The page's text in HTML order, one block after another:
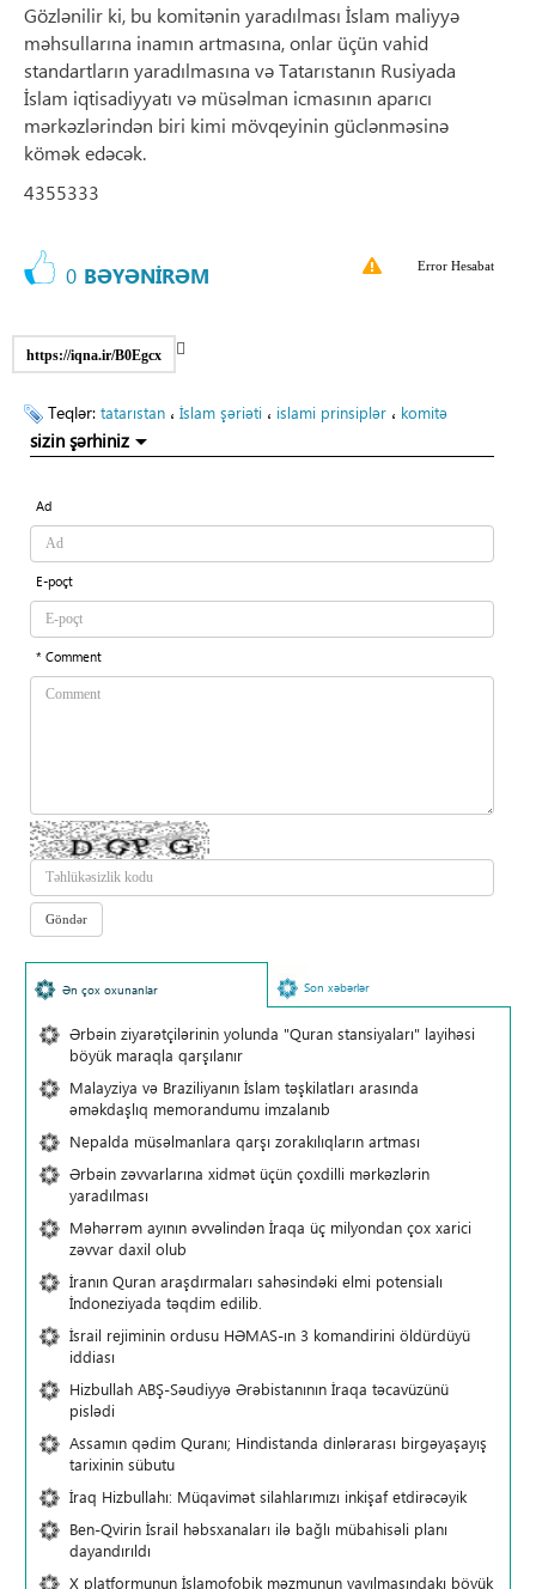
Gözlənilir ki, bu komitənin yaradılması İslam maliyyə
məhsullarına inamın artmasına, onlar üçün vahid
standartların yaradılmasına və Tatarıstanın Rusiyada
İslam iqtisadiyyatı və müsəlman icmasının aparıcı
mərkəzlərindən biri kimi mövqeyinin güclənməsinə
kömək edəcək.
4355333
0 BƏYƏNİRƏM Error Hesabat
https://iqna.ir/B0Egcx
Teqlər: tatarıstan ، İslam şəriəti ، islami prinsiplər ، komitə
sizin şərhiniz
Ad
E-poçt
* Comment
Ən çox oxunanlar Son xəbərlər
Ərbəin ziyarətçilərinin yolunda "Quran stansiyaları" layihəsi
böyük maraqla qarşılanır
Malayziya və Braziliyanın İslam təşkilatları arasında
əməkdaşlıq memorandumu imzalanıb
Nepalda müsəlmanlara qarşı zorakılıqların artması
Ərbəin zəvvarlarına xidmət üçün çoxdilli mərkəzlərin
yaradılması
Məhərrəm ayının əvvəlindən İraqa üç milyondan çox xarici
zəvvar daxil olub
İranın Quran araşdırmaları sahəsindəki elmi potensialı
İndoneziyada təqdim edilib.
İsrail rejiminin ordusu HƏMAS-ın 3 komandirini öldürdüyü
iddiası
Hizbullah ABŞ-Səudiyyə Ərəbistanının İraqa təcavüzünü
pislədi
Assamın qədim Quranı; Hindistanda dinlərarası birgəyaşayış
tarixinin sübutu
İraq Hizbullahı: Müqavimət silahlarımızı inkişaf etdirəcəyik
Ben-Qvirin İsrail həbsxanaları ilə bağlı mübahisəli planı
dayandırıldı
X platformunun İslamofobik məzmunun yayılmasındakı böyük